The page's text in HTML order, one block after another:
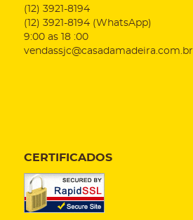
(12) 3921-8194
(12) 3921-8194 (WhatsApp)
9:00 as 18 :00
vendassjc@casadamadeira.com.br
CERTIFICADOS